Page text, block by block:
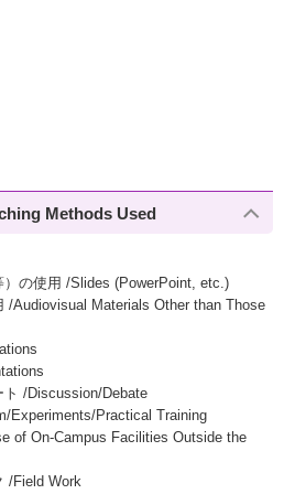
Methods Used
の使用 /Slides (PowerPoint, etc.)
Audiovisual Materials Other than Those
/Discussion/Debate
Experiments/Practical Training
of On-Campus Facilities Outside the
/Field Work